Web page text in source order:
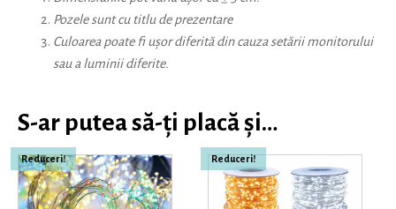
Pozele sunt cu titlu de prezentare
Culoarea poate fi ușor diferită din cauza setării monitorului
sau a luminii diferite.
S-ar putea să-ți placă și…
Reduceri! Reduceri!